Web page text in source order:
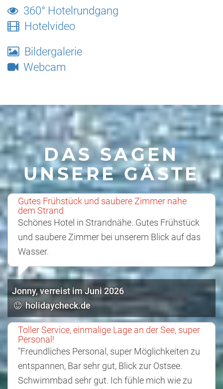
360° Hotelrundgang
Hotelvideo
Bildergalerie
Webcam
DAS SAGEN
UNSERE GÄSTE
Gutes Frühstück und saubere Zimmer nahe
dem Strand
Schönes Hotel in Strandnähe. Gutes Frühstück
und saubere Zimmer bei unserem Blick auf das
Wasser.
Jonny, verreist im Juni 2026
holidaycheck.de
Toller Service, einmalige Lage an der See, super
Personal!
"Freundliches Personal, super Möglichkeiten zu
entspannen, Bar sehr gut, Blick zur Ostsee.
Schwimmbad sehr gut. Ich fühle mich wie zu